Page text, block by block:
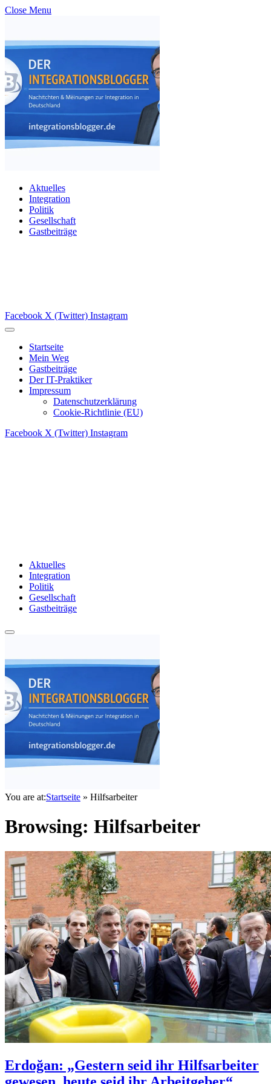
Close Menu
Aktuelles
Integration
Politik
Gesellschaft
Gastbeiträge
Facebook X (Twitter) Instagram
Startseite
Mein Weg
Gastbeiträge
Der IT-Praktiker
Impressum
Datenschutzerklärung
Cookie-Richtlinie (EU)
Facebook X (Twitter) Instagram
Aktuelles
Integration
Politik
Gesellschaft
Gastbeiträge
You are at:Startseite » Hilfsarbeiter
Browsing: Hilfsarbeiter
Erdoğan: „Gestern seid ihr Hilfsarbeiter